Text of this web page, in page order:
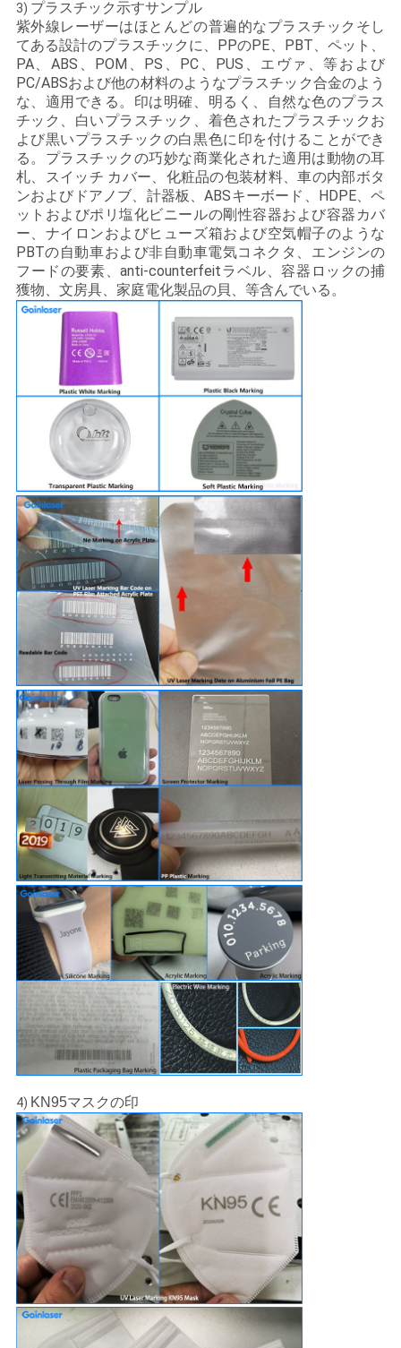
3) プラスチック示すサンプル
紫外線レーザーはほとんどの普遍的なプラスチックそし
てある設計のプラスチックに、PPのPE、PBT、ペット、
PA、ABS、POM、PS、PC、PUS、エヴァ、等および
PC/ABSおよび他の材料のようなプラスチック合金のよう
な、適用できる。印は明確、明るく、自然な色のプラス
チック、白いプラスチック、着色されたプラスチックお
よび黒いプラスチックの白黒色に印を付けることができ
る。プラスチックの巧妙な商業化された適用は動物の耳
札、スイッチ カバー、化粧品の包装材料、車の内部ボタ
ンおよびドアノブ、計器板、ABSキーボード、HDPE、ペ
ットおよびポリ塩化ビニールの剛性容器および容器カバ
ー、ナイロンおよびヒューズ箱および空気帽子のような
PBTの自動車および非自動車電気コネクタ、エンジンの
フードの要素、anti-counterfeitラベル、容器ロックの捕
獲物、文房具、家庭電化製品の貝、等含んでいる。
4) KN95マスクの印